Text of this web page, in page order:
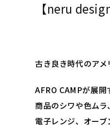
【neru
古き良き時代のアメ
AFRO CAMPが展開
商品のシワや色ム
電子レンジ、オーブ